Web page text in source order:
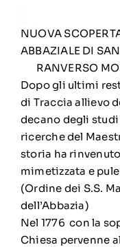
NUOVA
ABBAZIALE
RANVERSO
Dopo gli ultimi
di Traccia allievo
decano degli
ricerche del
storia ha
mimetizzata e
(Ordine dei S.S.
dell’Abbazia)
Nel 1776 con la
Chiesa pervenne